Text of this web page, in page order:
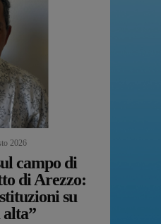
2026
campo di
di Arezzo:
su
alta”